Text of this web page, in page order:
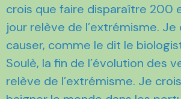
crois que faire disparaître 200
jour relève de l’extrémisme. Je
causer, comme le dit le
Soulè, la fin de l’évolution des
relève de l’extrémisme. Je